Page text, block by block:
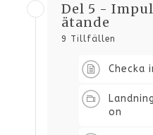
Del 5 -
ätande
9 Tillfällen
Checka
on